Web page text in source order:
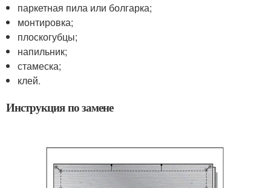
паркетная пила или болгарка;
монтировка;
плоскогубцы;
напильник;
стамеска;
клей.
Инструкция по замене